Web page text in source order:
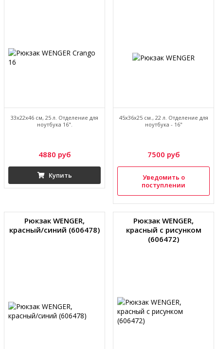
33х22х46 см, 25 л. Отделение для
ноутбука 16".
4880 руб
Купить
45х36х25 см., 22 л. Отделение для
ноутбука - 16"
7500 руб
Уведомить о
поступлении
Рюкзак WENGER,
красный/синий (606478)
Рюкзак WENGER,
красный с рисунком
(606472)